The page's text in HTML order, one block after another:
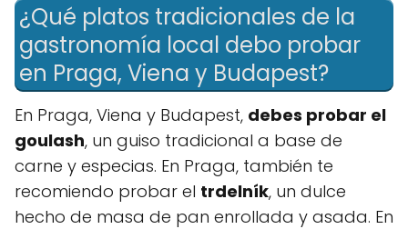
¿Qué platos tradicionales de la
gastronomía local debo probar
en Praga, Viena y Budapest?
En Praga, Viena y Budapest, debes probar el
goulash, un guiso tradicional a base de
carne y especias. En Praga, también te
recomiendo probar el trdelník, un dulce
hecho de masa de pan enrollada y asada. En